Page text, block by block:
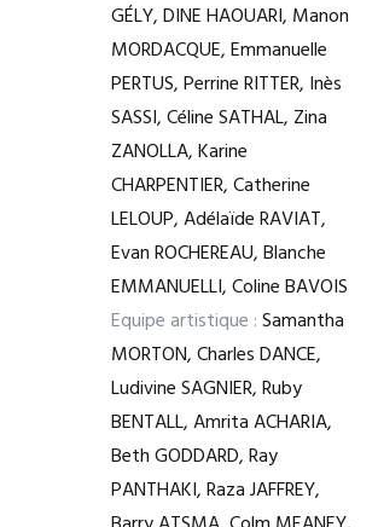
GÉLY, DINE HAOUARI, Manon
MORDACQUE, Emmanuelle
PERTUS, Perrine RITTER, Inès
SASSI, Céline SATHAL, Zina
ZANOLLA, Karine
CHARPENTIER, Catherine
LELOUP, Adélaïde RAVIAT,
Evan ROCHEREAU, Blanche
EMMANUELLI, Coline BAVOIS
Equipe artistique :Samantha
MORTON, Charles DANCE,
Ludivine SAGNIER, Ruby
BENTALL, Amrita ACHARIA,
Beth GODDARD, Ray
PANTHAKI, Raza JAFFREY,